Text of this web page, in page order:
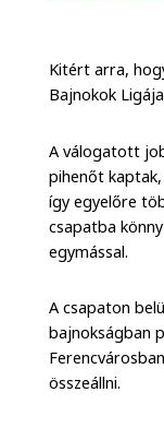
Kitért arra,
Bajnokok
A válogatott
pihenőt
így egyelőre
csapatba
egymással.
A csapaton
bajnokságban
összeállni.